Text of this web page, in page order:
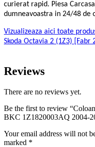
curierat rapid. Piesa
dumneavoastra in 24/48 de
Vizualizeaza aici toate
Skoda Octavia 2 (1Z3) [Fabr
Reviews
There are no reviews yet.
Be the first to review
BKC 1Z1820003AQ 2004-
Your email address will not
marked *